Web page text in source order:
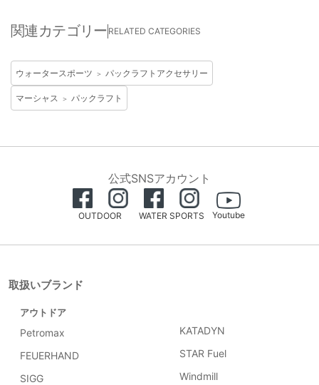
関連カテゴリー RELATED CATEGORIES
ウォータースポーツ ＞ パックラフトアクセサリー
マーシャス ＞ パックラフト
公式SNSアカウント
OUTDOOR WATER SPORTS Youtube
取扱いブランド
アウトドア
Petromax
FEUERHAND
SIGG
KATADYN
STAR Fuel
Windmill